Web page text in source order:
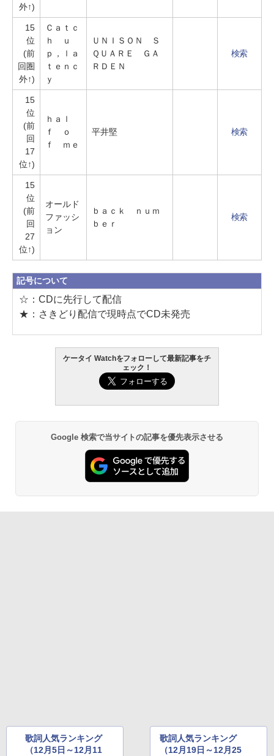
外↑)
15
位
(前
回圏
外↑)
Ｃａｔｃ
ｈ ｕ
ｐ，ｌａ
ｔｅｎｃ
ｙ
ＵＮＩＳＯＮ Ｓ
ＱＵＡＲＥ ＧＡ
ＲＤＥＮ
検索
15
位
(前
回
17
位↑)
ｈａｌ
ｆ ｏ
ｆ ｍｅ
平井堅 検索
15
位
(前
回
27
位↑)
オールド
ファッシ
ョン
ｂａｃｋ ｎｕｍ
ｂｅｒ
検索
記号について
☆：CDに先行して配信
★：さきどり配信で現時点でCD未発売
ケータイ Watchをフォローして最新記事をチ
ェック！
Google 検索で当サイトの記事を優先表示させる
歌詞人気ランキング
（12月5日～12月11
歌詞人気ランキング
（12月19日～12月25